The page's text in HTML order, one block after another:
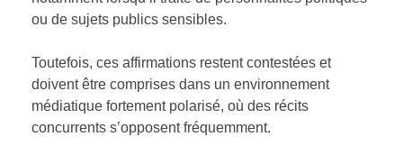
ou de sujets publics sensibles.
Toutefois, ces affirmations restent contestées et
doivent être comprises dans un environnement
médiatique fortement polarisé, où des récits
concurrents s’opposent fréquemment.